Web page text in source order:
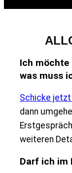
Ich möchte
was muss
Schicke
dann
weiteren
Darf ich im